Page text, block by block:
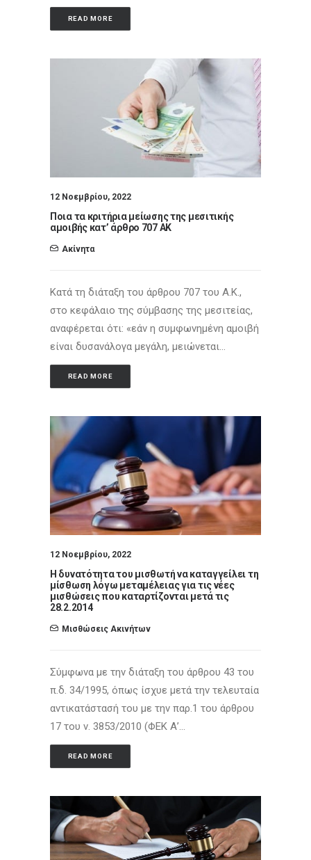
READ MORE
12 Νοεμβρίου, 2022
Ποια τα κριτήρια μείωσης της μεσιτικής
αμοιβής κατ’ άρθρο 707 ΑΚ
Ακίνητα
Κατά τη διάταξη του άρθρου 707 του Α.Κ.,
στο κεφάλαιο της σύμβασης της μεσιτείας,
αναφέρεται ότι: «εάν η συμφωνημένη αμοιβή
είναι δυσανάλογα μεγάλη, μειώνεται…
READ MORE
12 Νοεμβρίου, 2022
Η δυνατότητα του μισθωτή να καταγγείλει τη
μίσθωση λόγω μεταμέλειας για τις νέες
μισθώσεις που καταρτίζονται μετά τις
28.2.2014
Μισθώσεις Ακινήτων
Σύμφωνα με την διάταξη του άρθρου 43 του
π.δ. 34/1995, όπως ίσχυε μετά την τελευταία
αντικατάστασή του με την παρ.1 του άρθρου
17 του ν. 3853/2010 (ΦΕΚ Α’…
READ MORE